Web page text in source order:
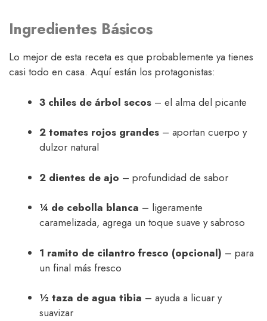
Ingredientes Básicos
Lo mejor de esta receta es que probablemente ya tienes
casi todo en casa. Aquí están los protagonistas:
3 chiles de árbol secos – el alma del picante
2 tomates rojos grandes – aportan cuerpo y
dulzor natural
2 dientes de ajo – profundidad de sabor
¼ de cebolla blanca – ligeramente
caramelizada, agrega un toque suave y sabroso
1 ramito de cilantro fresco (opcional) – para
un final más fresco
½ taza de agua tibia – ayuda a licuar y
suavizar